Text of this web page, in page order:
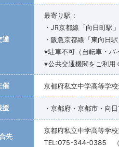
通
最寄り駅：
・JR京都線「向日町駅
・阪急京都線「東向日
※駐車不可（自転車・バ
※公共交通機関をご利用
催 京都府私立中学高等学
援 ・京都府・京都市・向
先
京都府私立中学高等学
TEL:075-344-0385 （